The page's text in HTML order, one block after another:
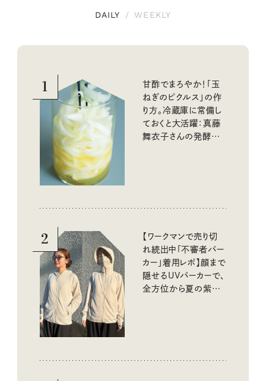
DAILY / WEEKLY
1
甘酢でまろやか！「玉
ねぎのピクルス」の作
り方。冷蔵庫に常備し
ておくと大活躍：真藤
舞衣子さんの発酵と
2
【ワークマンで売り切
れ続出中「不審者パー
カー」着用レポ】顔まで
隠せるUVパーカーで、
全方位から夏の紫外